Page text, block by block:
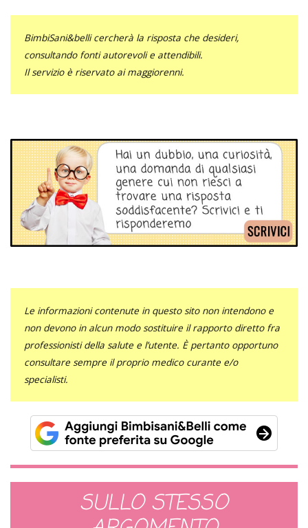
BimbiSani&belli cercherà la risposta che desideri,
consultando fonti autorevoli e attendibili.
Il servizio è riservato ai maggiorenni.
Le informazioni contenute in questo sito non intendono e
non devono in alcun modo sostituire il rapporto diretto fra
professionisti della salute e l’utente. È pertanto opportuno
consultare sempre il proprio medico curante e/o
specialisti.
SULLO STESSO